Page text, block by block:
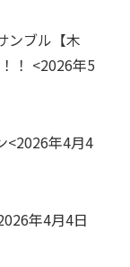
ンブル【木
！ <2026年5
<2026年4月4
年4月4日